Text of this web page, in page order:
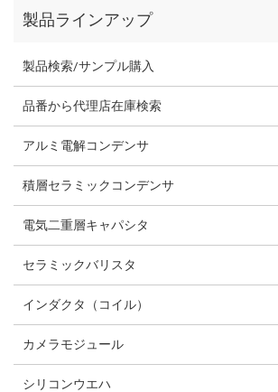
製品ラインアップ
製品検索/サンプル購入
品番から代理店在庫検索
アルミ電解コンデンサ
積層セラミックコンデンサ
電気二重層キャパシタ
セラミックバリスタ
インダクタ（コイル）
カメラモジュール
シリコンウエハ